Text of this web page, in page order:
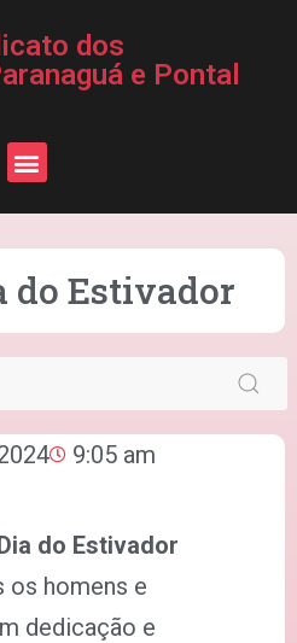
dos
e Pontal
do Estivador
9:05 am
do Estivador
os homens e
dedicação e